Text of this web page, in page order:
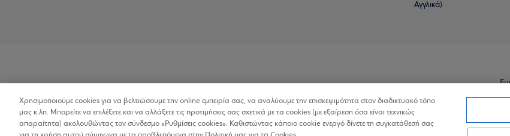
Αγγλικά)
Προσβασιμότητα
Χρησιμοποιούμε cookies για να βελτιώσουμε την online εμπειρία σας, να αναλύουμε την επισκεψιμότητα στον διαδικτυακό τόπο
μας κ.λπ. Μπορείτε να επιλέξετε και να αλλάξετε τις προτιμήσεις σας σχετικά με τα cookies (με εξαίρεση όσα είναι τεχνικώς
απαραίτητα) ακολουθώντας τον σύνδεσμο «Ρυθμίσεις cookies». Καθιστώντας κάποιο cookie ενεργό δίνετε τη συγκατάθεσή σας